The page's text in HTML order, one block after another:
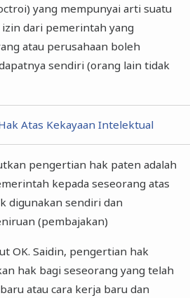
yang mempunyai arti suatu
dari pemerintah yang
atau perusahaan boleh
sendiri (orang lain tidak
Atas Kekayaan Intelektual
pengertian hak paten adalah
kepada seseorang atas
digunakan sendiri dan
(pembajakan)
OK. Saidin, pengertian hak
hak bagi seseorang yang telah
atau cara kerja baru dan